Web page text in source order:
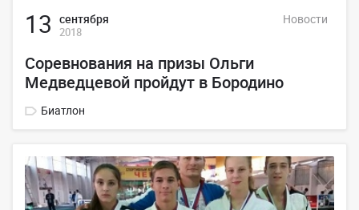
13 сентября
2018
Новости
Соревнования на призы Ольги
Медведцевой пройдут в Бородино
Биатлон